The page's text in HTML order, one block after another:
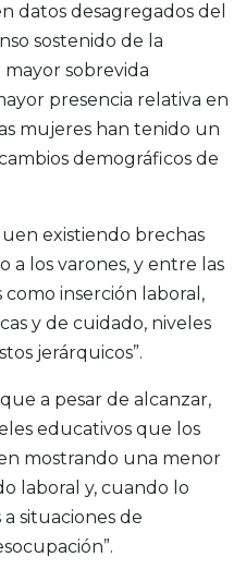
datos desagregados del
sostenido de la
sobrevida
presencia relativa en
mujeres han tenido un
demográficos de
existiendo brechas
los varones, y entre las
inserción laboral,
y de cuidado, niveles
jerárquicos”.
a pesar de alcanzar,
educativos que los
mostrando una menor
laboral y, cuando lo
a situaciones de